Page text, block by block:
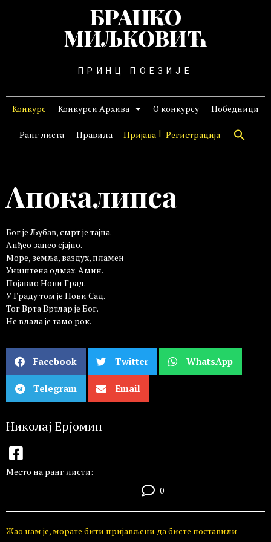
БРАНКО
МИЉКОВИЋ
ПРИНЦ ПОЕЗИЈЕ
Конкурс Конкурси Архива О конкурсу Победници
Ранг листа Правила Пријава Регистрација
Апокалипса
Бог је Љубав, смрт је тајна.
Анђео запео сјајно.
Море, земља, ваздух, пламен
Уништена одмах. Амин.
Појавио Нови Град.
У Граду том је Нови Сад.
Тог Врта Вртлар је Бог.
Не влада је тамо рок.
Facebook Twitter WhatsApp
Telegram Email
Николај Ерјомин
Место на ранг листи:
0
Жао нам је, морате бити пријављени да бисте поставили